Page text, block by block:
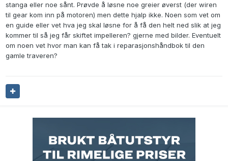
stanga eller noe sånt. Prøvde å løsne noe greier øverst (der wiren
til gear kom inn på motoren) men dette hjalp ikke. Noen som vet om
en guide eller vet hva jeg skal løsne for å få den helt ned slik at jeg
kommer til så jeg får skiftet impelleren? gjerne med bilder. Eventuelt
om noen vet hvor man kan få tak i reparasjonshåndbok til den
gamle traveren?